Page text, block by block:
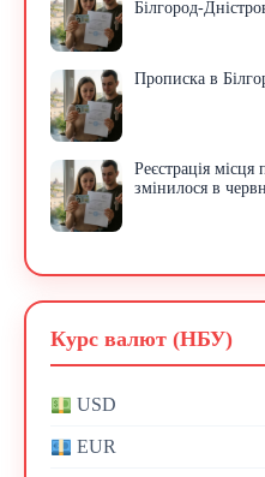
Білгород-
Прописка в
Реєстрація
змінилося в
Курс валют (НБУ)
USD
EUR